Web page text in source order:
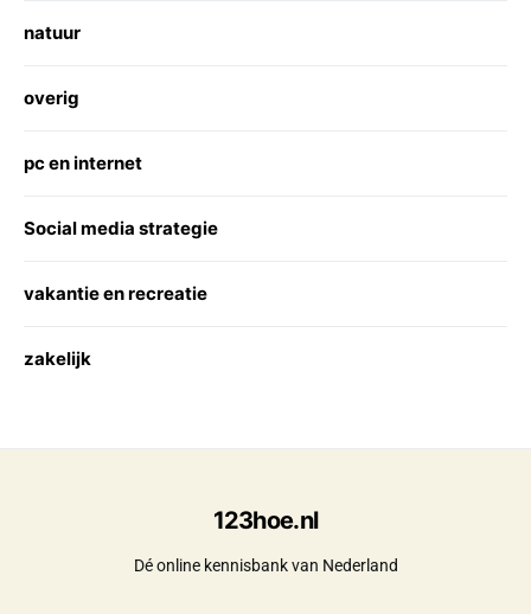
natuur
overig
pc en internet
Social media strategie
vakantie en recreatie
zakelijk
123hoe.nl
Dé online kennisbank van Nederland